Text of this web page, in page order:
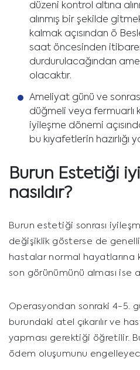
düzeni kontrol altına
alınmış bir şekilde
kalmak açısından ö
saat öncesinden
durdurulacağından
olacaktır.
Ameliyat günü ve
düğmeli veya fermuarlı
iyileşme dönemi
bu kıyafetlerin hazırlığı
Burun Estetiği
nasıldır?
Burun estetiği sonrası
değişiklik gösterse de
hastalar normal hayatlarına
son görünümünü alması ise
Operasyondan sonraki 4-5.
burundaki atel çıkarılır ve
yapması gerektiği öğretilir.
ödem oluşumunu